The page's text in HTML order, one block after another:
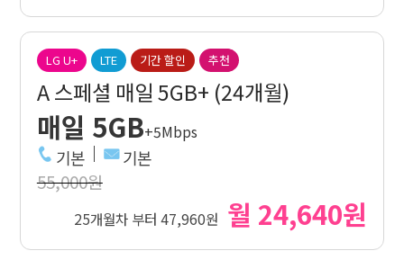
LG U+ LTE 기간 할인 추천
A 스페셜 매일 5GB+ (24개월)
매일 5GB+5Mbps
기본 기본
55,000원
25개월차 부터 47,960원 월 24,640원